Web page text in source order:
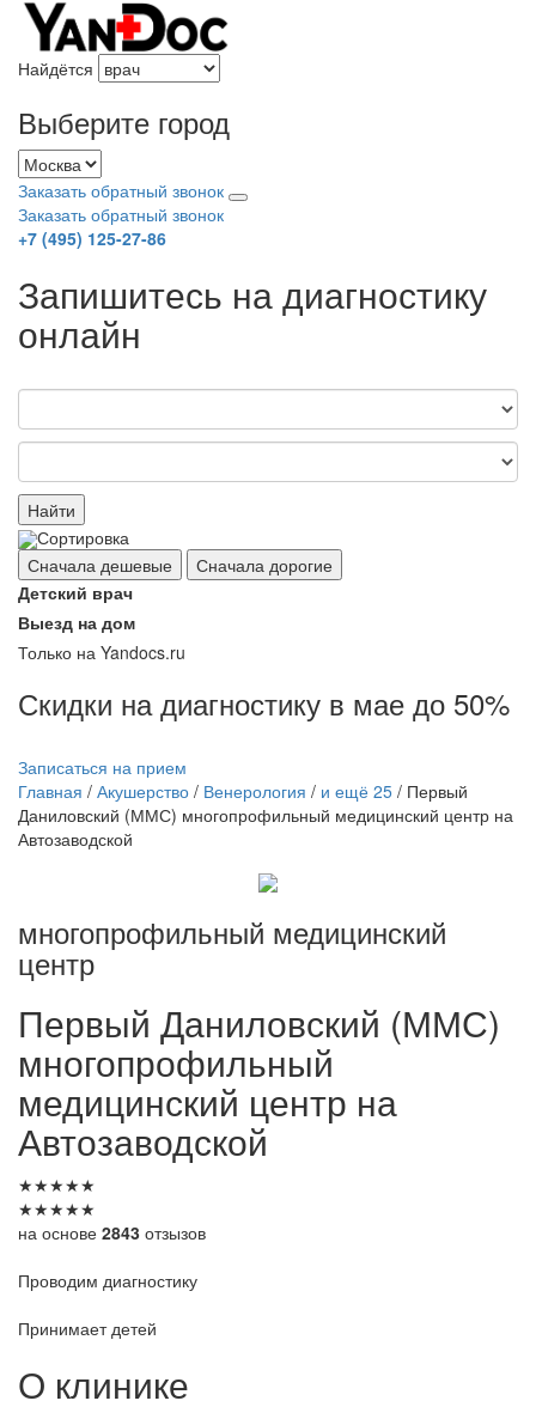
Найдётся
Выберите город
Заказать обратный звонок
Заказать обратный звонок
+7 (495) 125-27-86
Запишитесь на диагностику
онлайн
Найти
Сортировка
Сначала дешевые
Сначала дорогие
Детский врач
Выезд на дом
Только на Yandocs.ru
Скидки на диагностику в мае до 50%
Записаться на прием
Главная / Акушерство / Венерология / и ещё 25 / Первый
Даниловский (ММС) многопрофильный медицинский центр на
Автозаводской
многопрофильный медицинский
центр
Первый Даниловский (ММС)
многопрофильный
медицинский центр на
Автозаводской
★★★★★
★★★★★
на основе 2843 отзызов
Проводим диагностику
Принимает детей
О клинике